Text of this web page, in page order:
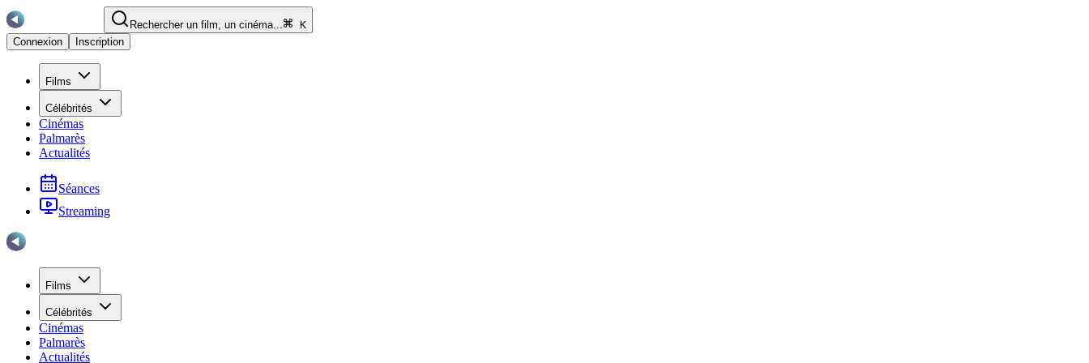
Rechercher un film, un cinéma...
K
Connexion
Inscription
Films
Célébrités
Cinémas
Palmarès
Actualités
Séances
Streaming
Films
Célébrités
Cinémas
Palmarès
Actualités